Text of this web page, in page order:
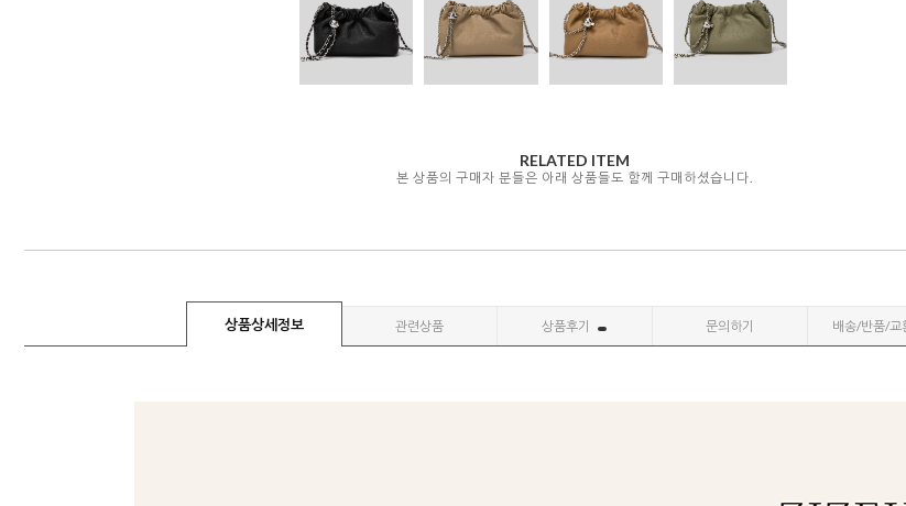
RELATED ITEM
본 상품의 구매자 분들은 아래 상품들도 함께 구매하셨습니다.
상품상세정보 관련상품 상품후기 문의하기 배송/반품/교